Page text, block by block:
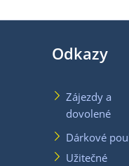
Odkazy
Zájezdy a
dovolené
Dárkové
Užitečné